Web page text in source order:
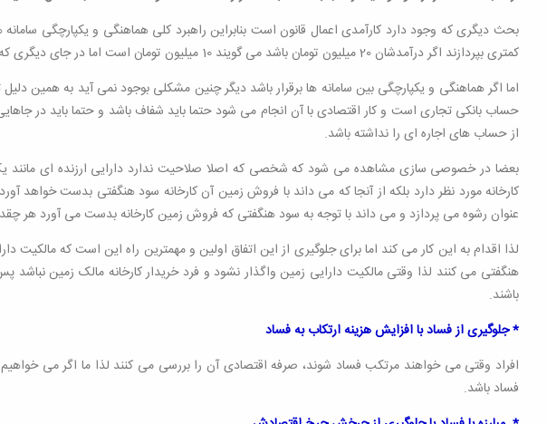
بحث دیگری که وجود دارد کارآمدی اعمال قانون است بنابراین راهبرد کلی هماهنگی و یکپارچگی
کمتری بپردازند اگر درآمدشان 20 میلیون تومان باشد می گویند 10 میلیون تومان است اما در جای دیگری که برایشان مزیت دارد درآمدشان را بیشتر نیز اعلام می کنند.
اما اگر هماهنگی و یکپارچگی بین سامانه ها برقرار باشد دیگر چنین مشکلی بوجود نمی آید
حساب بانکی تجاری است و کار اقتصادی با آن انجام می شود حتما باید شفاف باشد و حتما باید در
از حساب های اجاره ای را نداشته باشد.
بعضا در خصوصی سازی مشاهده می شود که شخصی که اصلا صلاحیت ندارد دارایی ارزنده ای مانند
کارخانه مورد نظر دارد بلکه از آنجا که می داند با فروش زمین آن کارخانه سود هنگفتی بدست خواهد
عنوان رشوه می پردازد و می داند با توجه به سود هنگفتی که فروش زمین کارخانه بدست می آورد هر
لذا اقدام به این کار می کند اما برای جلوگیری از این اتفاق اولین و مهمترین راه این است که
هنگفتی می کنند لذا وقتی مالکیت دارایی زمین واگذار نشود و فرد خریدار کارخانه مالک زمین
باشند.
* جلوگیری از فساد با افزایش هزینه ارتکاب به فساد
افراد وقتی می خواهند مرتکب فساد شوند، صرفه اقتصادی آن را بررسی می کنند لذا ما اگر می خواهیم
فساد باشد.